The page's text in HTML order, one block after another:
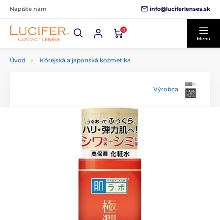
Napíšte nám info@luciferlenses.sk
0
Menu
Úvod Kórejská a japonská kozmetika
Výrobca